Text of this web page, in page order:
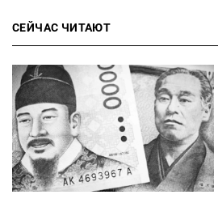
СЕЙЧАС ЧИТАЮТ